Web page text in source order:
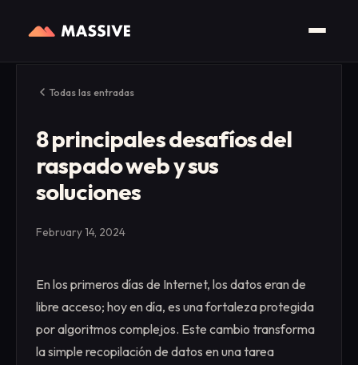
Todas las entradas
8 principales desafíos del
raspado web y sus
soluciones
February 14, 2024
En los primeros días de Internet, los datos eran de
libre acceso; hoy en día, es una fortaleza protegida
por algoritmos complejos. Este cambio transforma
la simple recopilación de datos en una tarea